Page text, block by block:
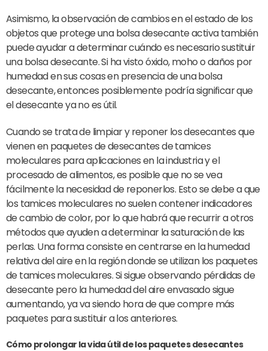
Asimismo, la observación de cambios en el estado de los
objetos que protege una bolsa desecante activa también
puede ayudar a determinar cuándo es necesario sustituir
una bolsa desecante. Si ha visto óxido, moho o daños por
humedad en sus cosas en presencia de una bolsa
desecante, entonces posiblemente podría significar que
el desecante ya no es útil.
Cuando se trata de limpiar y reponer los desecantes que
vienen en paquetes de desecantes de tamices
moleculares para aplicaciones en la industria y el
procesado de alimentos, es posible que no se vea
fácilmente la necesidad de reponerlos. Esto se debe a que
los tamices moleculares no suelen contener indicadores
de cambio de color, por lo que habrá que recurrir a otros
métodos que ayuden a determinar la saturación de las
perlas. Una forma consiste en centrarse en la humedad
relativa del aire en la región donde se utilizan los paquetes
de tamices moleculares. Si sigue observando pérdidas de
desecante pero la humedad del aire envasado sigue
aumentando, ya va siendo hora de que compre más
paquetes para sustituir a los anteriores.
Cómo prolongar la vida útil de los paquetes desecantes